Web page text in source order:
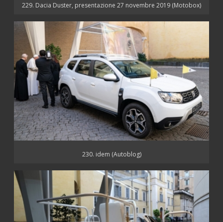
229. Dacia Duster, presentazione 27 novembre 2019 (Motobox)
230. idem (Autoblog)